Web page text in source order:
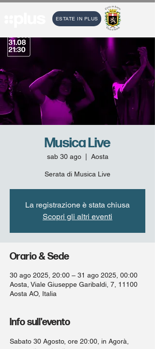
ESTATE IN PLUS
Musica Live
sab 30 ago
  |
Aosta
Serata di Musica Live
La registrazione è stata chiusa
Scopri gli altri eventi
Orario & Sede
30 ago 2025, 20:00 – 31 ago 2025, 00:00
Aosta, Viale Giuseppe Garibaldi, 7, 11100
Aosta AO, Italia
Info sull'evento
Sabato 30 Agosto, ore 20:00, in Agorà,